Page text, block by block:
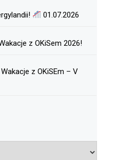
01.07.2026
z OKiSem 2026!
z OKiSEm – V